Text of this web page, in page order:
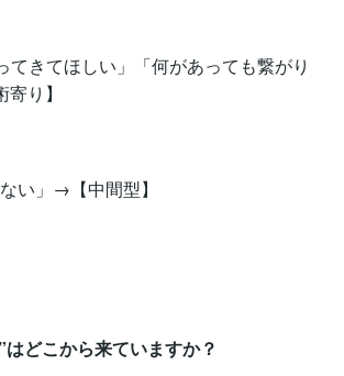
てきてほしい」「何があっても繋がり
り】
い」→【中間型】
どこから来ていますか？